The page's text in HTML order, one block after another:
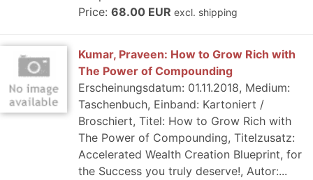
Price: 68.00 EUR excl. shipping
Kumar, Praveen: How to Grow Rich with
The Power of Compounding
Erscheinungsdatum: 01.11.2018, Medium:
Taschenbuch, Einband: Kartoniert /
Broschiert, Titel: How to Grow Rich with
The Power of Compounding, Titelzusatz:
Accelerated Wealth Creation Blueprint, for
the Success you truly deserve!, Autor:...